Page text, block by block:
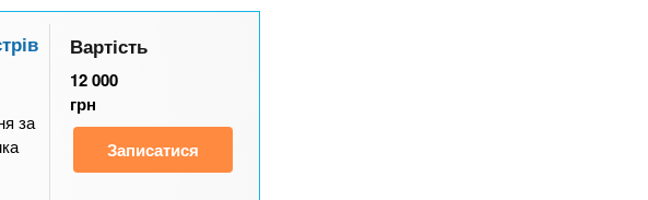
за
Вартість
12 000
грн
Записатися